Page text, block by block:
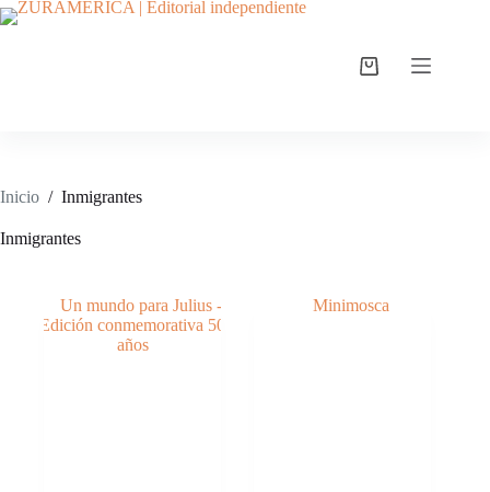
Inicio / Inmigrantes
Inmigrantes